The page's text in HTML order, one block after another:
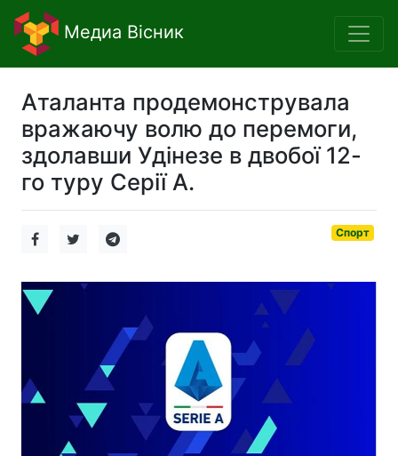
Медиа Вісник
Аталанта продемонструвала
вражаючу волю до перемоги,
здолавши Удінезе в двобої 12-
го туру Серії А.
Спорт